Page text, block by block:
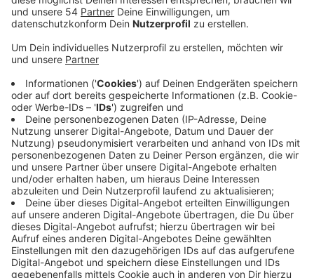
Anzeige
Etwa 50 weihnachtliche Buden und verkauft werden
selbstgemachte Plätzchen oder Weihnachtsdeko:
Heute ist wieder Christkindlmarkt auf dem
Kapuzinerplatz in Mönchengladbach. Er läuft heute
(26.11.2022) noch bis 17 Uhr. Der Erlös ist für den
guten Zweck. In diesem Jahr sind 45 Vereine und
private Gruppen dabei. Alle machen das ehrenamtlich
und der Erlös geht traditionell an insgesamt neun
Einrichtungen, die sich um behinderte Menschen in
Mönchengladbach kümmern. Da wird zum Beispiel die
Förderschule Dahlenerstraße berücksichtigt, die
evangelische Stiftung Hephata die Aktion Freizeigt
behinderter Jugendlicher. Zum Teil haben diese